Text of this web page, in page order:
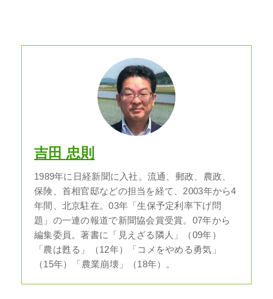
吉田 忠則
1989年に日経新聞に入社。流通、郵政、農政、
保険、首相官邸などの担当を経て、2003年から4
年間、北京駐在。03年「生保予定利率下げ問
題」の一連の報道で新聞協会賞受賞。07年から
編集委員。著書に「見えざる隣人」（09年）
「農は甦る」（12年）「コメをやめる勇気」
（15年）「農業崩壊」（18年）。